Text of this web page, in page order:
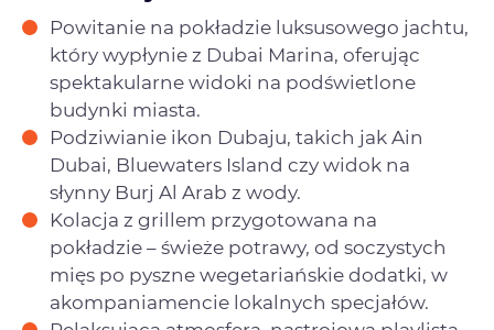
Powitanie na pokładzie luksusowego jachtu,
który wypłynie z Dubai Marina, oferując
spektakularne widoki na podświetlone
budynki miasta.
Podziwianie ikon Dubaju, takich jak Ain
Dubai, Bluewaters Island czy widok na
słynny Burj Al Arab z wody.
Kolacja z grillem przygotowana na
pokładzie – świeże potrawy, od soczystych
mięs po pyszne wegetariańskie dodatki, w
akompaniamencie lokalnych specjałów.